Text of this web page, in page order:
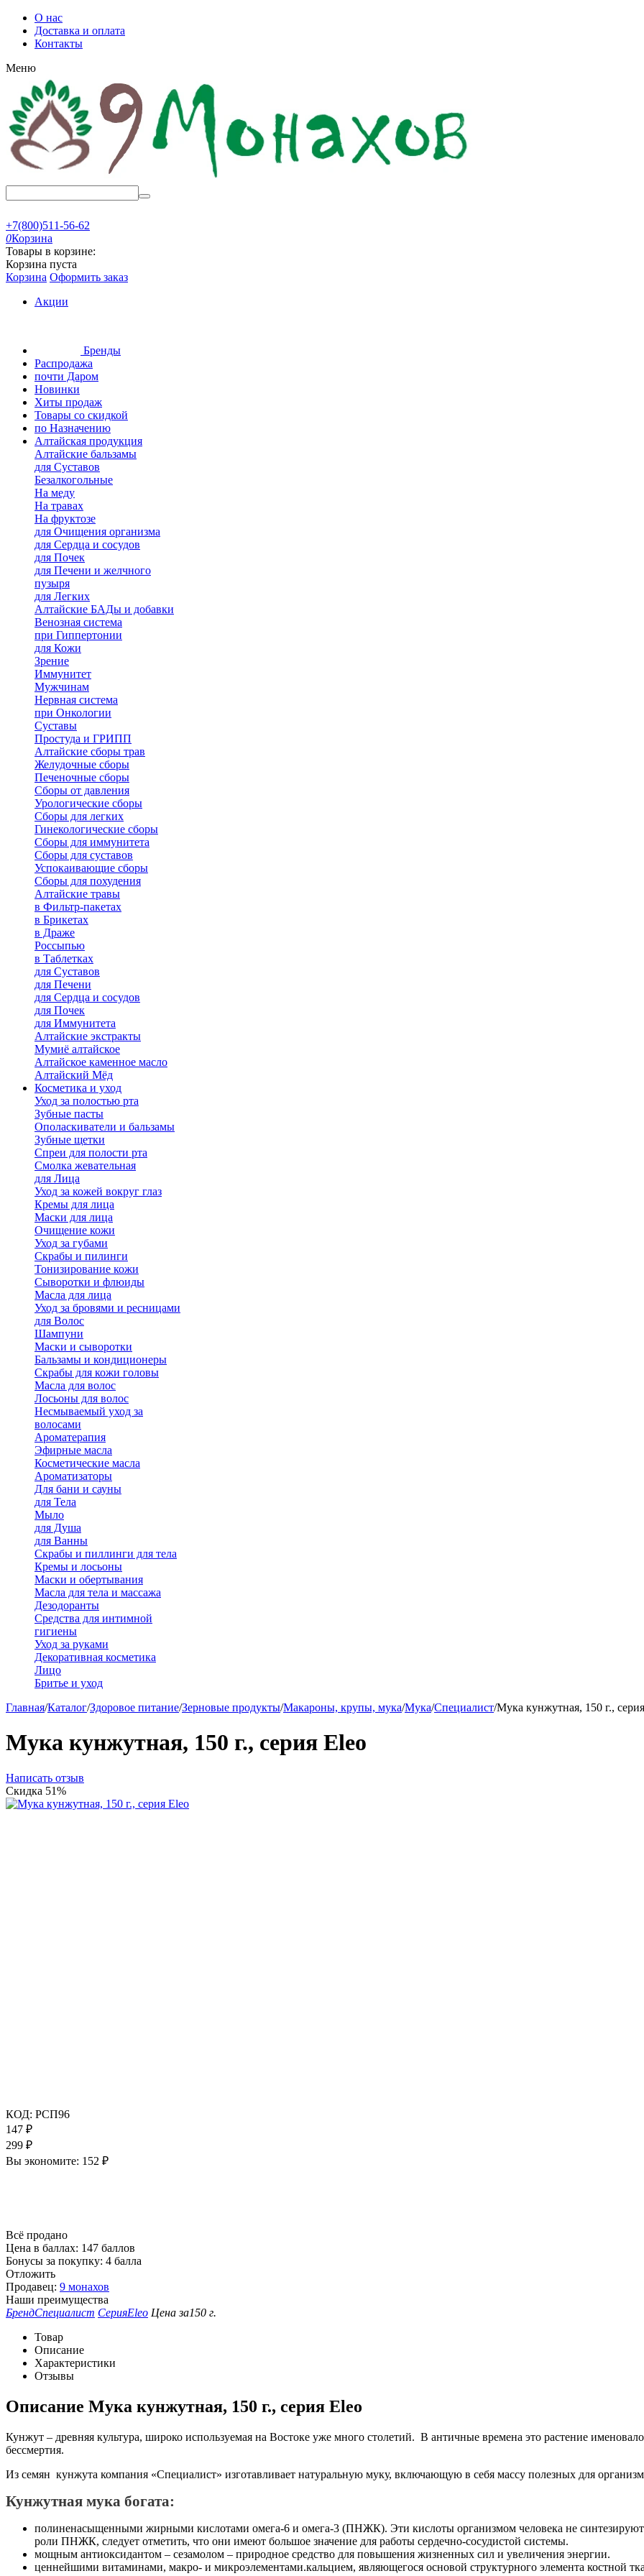
О нас
Доставка и оплата
Контакты
Меню
+7(800)511-56-62
0Корзина
Товары в корзине:
Корзина пуста
Корзина Оформить заказ
Акции
Бренды
Распродажа
почти Даром
Новинки
Хиты продаж
Товары со скидкой
по Назначению
Алтайская продукция
Алтайские бальзамы
для Суставов
Безалкогольные
На меду
На травах
На фруктозе
для Очищения организма
для Сердца и сосудов
для Почек
для Печени и желчного
пузыря
для Легких
Алтайские БАДы и добавки
Венозная система
при Гиппертонии
для Кожи
Зрение
Иммунитет
Мужчинам
Нервная система
при Онкологии
Суставы
Простуда и ГРИПП
Алтайские сборы трав
Желудочные сборы
Печеночные сборы
Сборы от давления
Урологические сборы
Сборы для легких
Гинекологические сборы
Сборы для иммунитета
Сборы для суставов
Успокаивающие сборы
Сборы для похудения
Алтайские травы
в Фильтр-пакетах
в Брикетах
в Драже
Россыпью
в Таблетках
для Cуставов
для Печени
для Сердца и сосудов
для Почек
для Иммунитета
Алтайские экстракты
Мумиё алтайское
Алтайское каменное масло
Алтайский Мёд
Косметика и уход
Уход за полостью рта
Зубные пасты
Ополаскиватели и бальзамы
Зубные щетки
Спреи для полости рта
Смолка жевательная
для Лица
Уход за кожей вокруг глаз
Кремы для лица
Маски для лица
Очищение кожи
Уход за губами
Скрабы и пилинги
Тонизирование кожи
Сыворотки и флюиды
Масла для лица
Уход за бровями и ресницами
для Волос
Шампуни
Маски и сыворотки
Бальзамы и кондиционеры
Скрабы для кожи головы
Масла для волос
Лосьоны для волос
Несмываемый уход за
волосами
Ароматерапия
Эфирные масла
Косметические масла
Ароматизаторы
Для бани и сауны
для Тела
Мыло
для Душа
для Ванны
Скрабы и пиллинги для тела
Кремы и лосьоны
Маски и обертывания
Масла для тела и массажа
Дезодоранты
Средства для интимной
гигиены
Уход за руками
Декоративная косметика
Лицо
Бритье и уход
Главная/Каталог/Здоровое питание/Зерновые продукты/Макароны, крупы, мука/Мука/Специалист/Мука кунжутная, 150 г.,
Мука кунжутная, 150 г., серия Eleo
Написать отзыв
Скидка 51%
КОД: РСП96
147 ₽
299 ₽
Вы экономите: 152 ₽
Всё продано
Цена в баллах: 147 баллов
Бонусы за покупку: 4 балла
Отложить
Продавец: 9 монахов
Наши преимущества
БрендСпециалист СерияEleo Цена за150 г.
Товар
Описание
Характеристики
Отзывы
Описание Мука кунжутная, 150 г., серия Eleo
Кунжут – древняя культура, широко используемая на Востоке уже много столетий. В античные времена это растение
бессмертия.
Из семян кунжута компания «Специалист» изготавливает натуральную муку, включающую в себя массу полезных для
Кунжутная мука богата:
полиненасыщенными жирными кислотами омега-6 и омега-3 (ПНЖК). Эти кислоты организмом человека не
роли ПНЖК, следует отметить, что они имеют большое значение для работы сердечно-сосудистой системы.
мощным антиоксидантом – сезамолом – природное средство для повышения жизненных сил и увеличения энергии.
ценнейшими витаминами, макро- и микроэлементами.кальцием, являющегося основой структурного элемента костной